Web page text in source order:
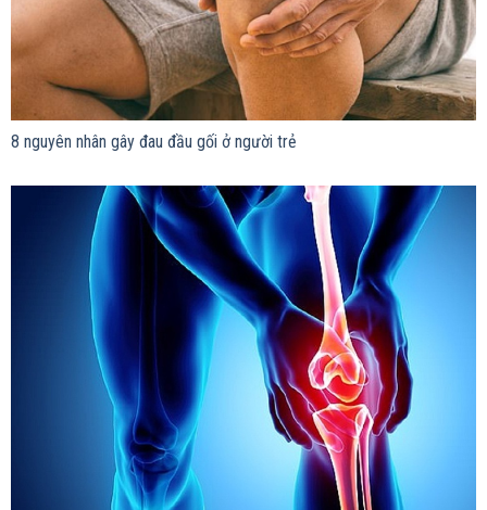
8 nguyên nhân gây đau đầu gối ở người trẻ